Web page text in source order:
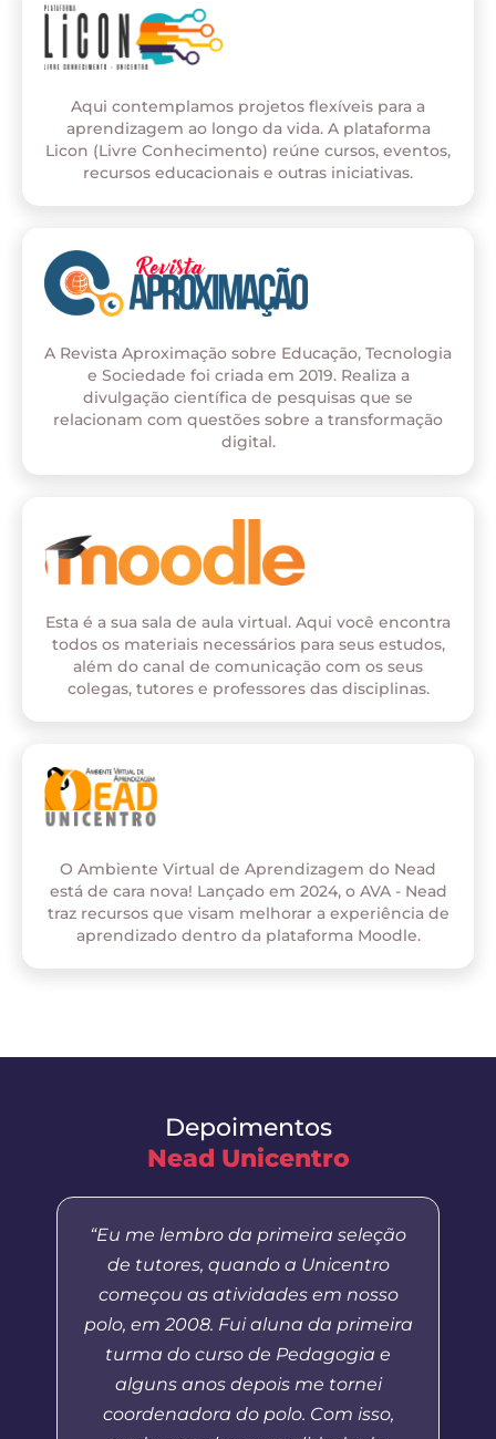
Aqui contemplamos projetos flexíveis para a
aprendizagem ao longo da vida. A plataforma
Licon (Livre Conhecimento) reúne cursos, eventos,
recursos educacionais e outras iniciativas.
A Revista Aproximação sobre Educação, Tecnologia
e Sociedade foi criada em 2019. Realiza a
divulgação científica de pesquisas que se
relacionam com questões sobre a transformação
digital.
Esta é a sua sala de aula virtual. Aqui você encontra
todos os materiais necessários para seus estudos,
além do canal de comunicação com os seus
colegas, tutores e professores das disciplinas.
O Ambiente Virtual de Aprendizagem do Nead
está de cara nova! Lançado em 2024, o AVA - Nead
traz recursos que visam melhorar a experiência de
aprendizado dentro da plataforma Moodle.
Depoimentos
Nead Unicentro
“Eu me lembro da primeira seleção
de tutores, quando a Unicentro
começou as atividades em nosso
polo, em 2008. Fui aluna da primeira
turma do curso de Pedagogia e
alguns anos depois me tornei
coordenadora do polo. Com isso,